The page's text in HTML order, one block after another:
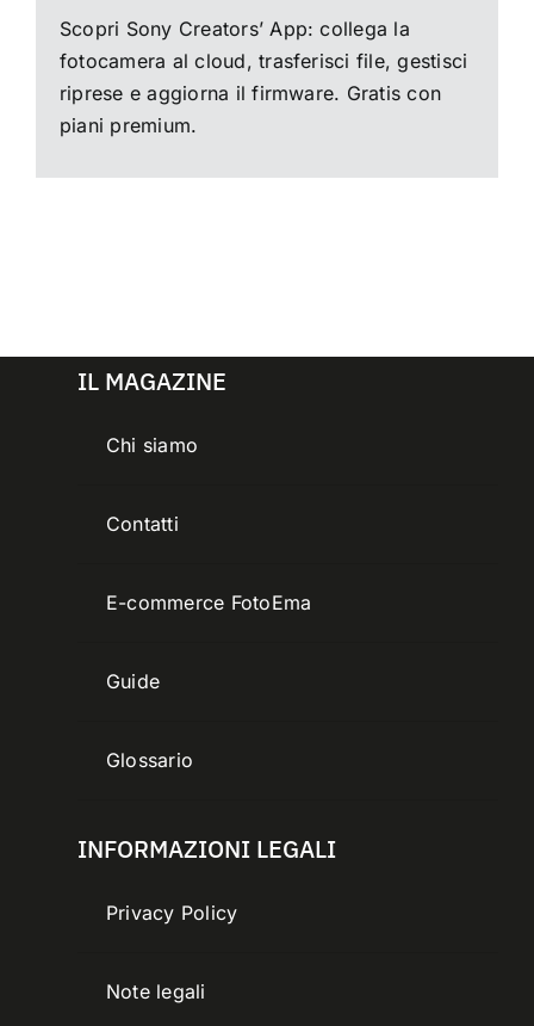
Scopri Sony Creators’ App: collega la
fotocamera al cloud, trasferisci file, gestisci
riprese e aggiorna il firmware. Gratis con
piani premium.
IL MAGAZINE
Chi siamo
Contatti
E-commerce FotoEma
Guide
Glossario
INFORMAZIONI LEGALI
Privacy Policy
Note legali